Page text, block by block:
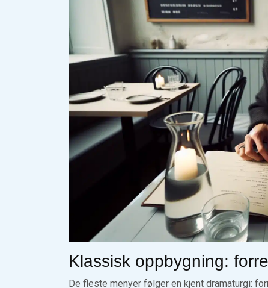
Klassisk oppbygning:
De fleste menyer følger en kjent dramaturgi: